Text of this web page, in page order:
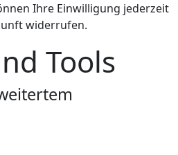
Ihre Einwilligung jederzeit
widerrufen.
Tools